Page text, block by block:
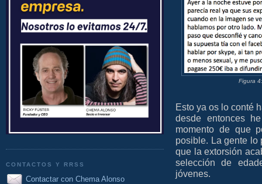
CONTACTOS Y RRSS
Contactar con Chema Alonso
Figura
Esto ya os lo conté
desde entonces
momento de que
posible. La gente lo
que la extorsión
selección de
jóvenes.